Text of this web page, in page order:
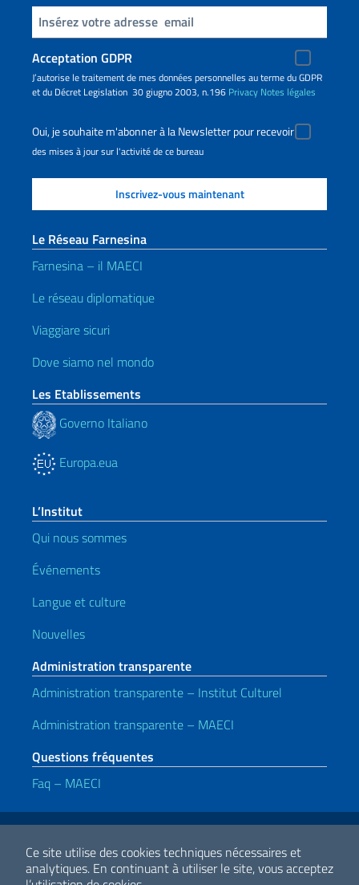
Ce site utilise des cookies techniques nécessaires et
analytiques. En continuant à utiliser le site, vous acceptez
Insert your email
Acceptation GDPR
J’autorise le traitement de mes données personnelles au terme du GDPR
et du Décret Legislation 30 giugno 2003, n.196 Privacy Notes légales
Oui, je souhaite m'abonner à la Newsletter pour recevoir
des mises à jour sur l'activité de ce bureau
Le Réseau Farnesina
Farnesina – il MAECI
Le réseau diplomatique
Viaggiare sicuri
Dove siamo nel mondo
Les Etablissements
Governo Italiano
Europa.eua
L’Institut
Qui nous sommes
Événements
Langue et culture
Nouvelles
Administration transparente
Administration transparente – Institut Culturel
Administration transparente – MAECI
Questions fréquentes
Faq – MAECI
Liens utiles